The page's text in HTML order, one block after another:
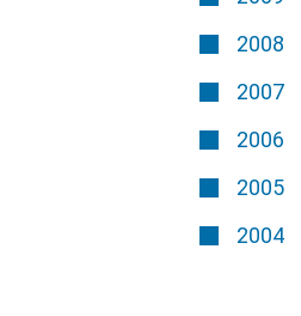
2008
2007
2006
2005
2004